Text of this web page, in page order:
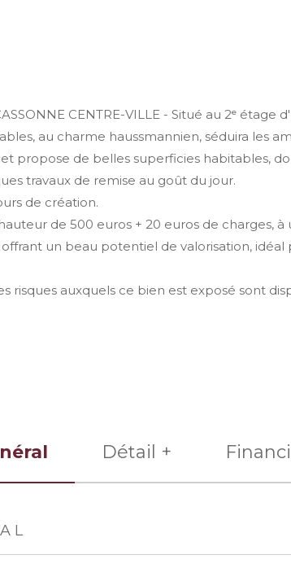
CENTRE-VILLE - Situé au 2ᵉ
au charme haussmannien, séduira
propose de belles superficies habitables,
travaux de remise au goût du jour.
de création.
de 500 euros + 20 euros de charges,
un beau potentiel de valorisation,
risques auxquels ce bien est exposé sont
Détail +